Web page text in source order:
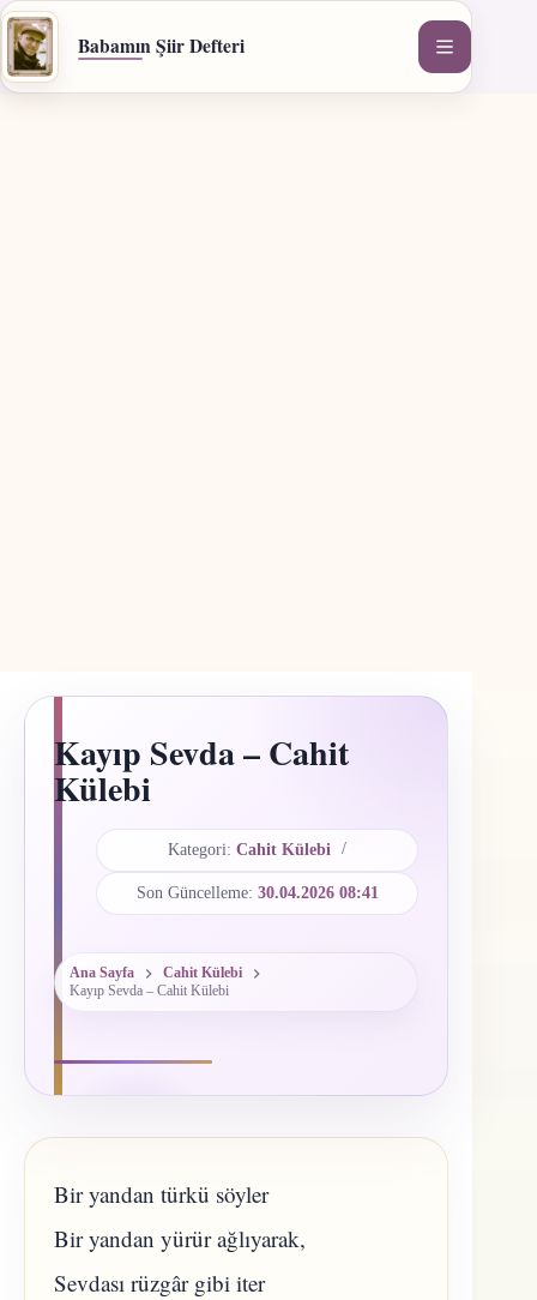
İçeriğe
geç
Babamın Şiir Defteri
Kayıp Sevda – Cahit
Külebi
Kategori: Cahit Külebi
Son Güncelleme: 30.04.2026 08:41
Ana Sayfa
Cahit Külebi
Kayıp Sevda – Cahit Külebi
Bir yandan türkü söyler
Bir yandan yürür ağlıyarak,
Sevdası rüzgâr gibi iter